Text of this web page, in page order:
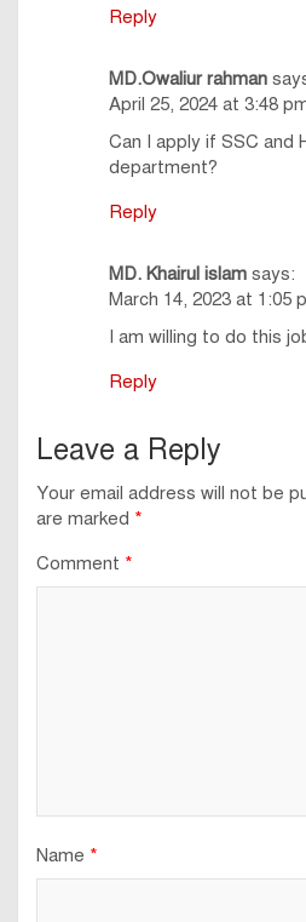
Reply
MD.Owaliur rahman
April 25, 2024 at 3:48
Can I apply if SSC and
department?
Reply
MD. Khairul islam says:
March 14, 2023 at 1:05
I am willing to do this
Reply
Leave a Reply
Your email address will not be
are marked *
Comment *
Name *